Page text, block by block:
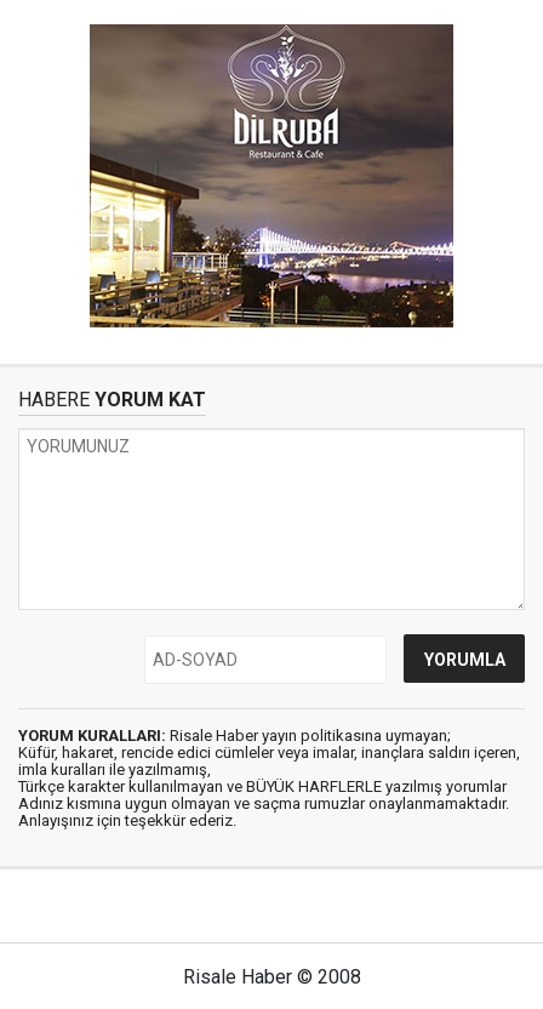
HABERE YORUM KAT
YORUM KURALLARI: Risale Haber yayın politikasına uymayan;
Küfür, hakaret, rencide edici cümleler veya imalar, inançlara saldırı içeren,
imla kuralları ile yazılmamış,
Türkçe karakter kullanılmayan ve BÜYÜK HARFLERLE yazılmış yorumlar
Adınız kısmına uygun olmayan ve saçma rumuzlar onaylanmamaktadır.
Anlayışınız için teşekkür ederiz.
Risale Haber © 2008